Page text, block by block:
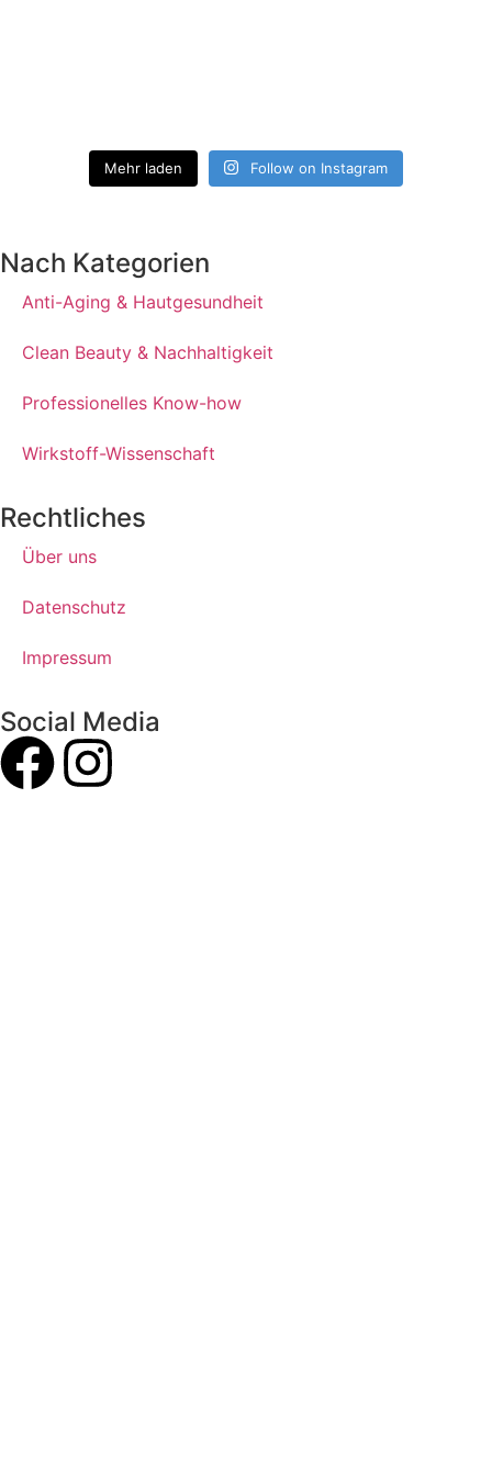
Mehr laden Follow on Instagram
Nach Kategorien
Anti-Aging & Hautgesundheit
Clean Beauty & Nachhaltigkeit
Professionelles Know-how
Wirkstoff-Wissenschaft
Rechtliches
Über uns
Datenschutz
Impressum
Social Media